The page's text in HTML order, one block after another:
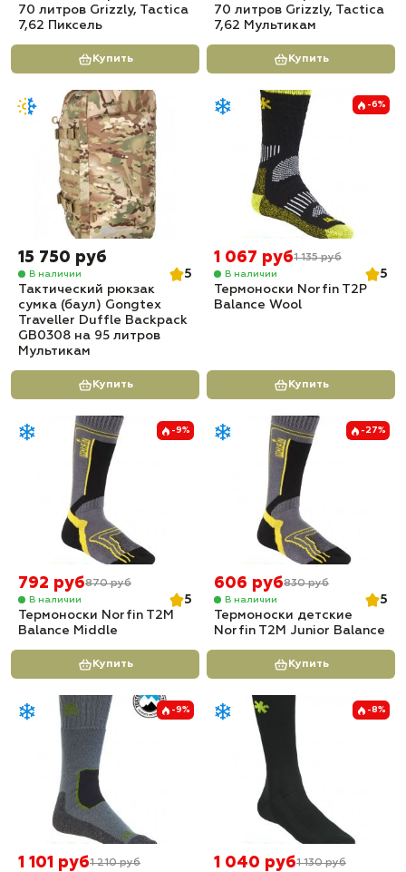
70 литров Grizzly, Tactica
7,62 Пиксель
Купить
70 литров Grizzly, Tactica
7,62 Мультикам
Купить
15 750 руб
В наличии
5
Тактический рюкзак
сумка (баул) Gongtex
Traveller Duffle Backpack
GB0308 на 95 литров
Мультикам
Купить
-6%
1 067 руб1 135 руб
В наличии
5
Термоноски Norfin T2P
Balance Wool
Купить
-9%
792 руб870 руб
В наличии
5
Термоноски Norfin T2M
Balance Middle
Купить
-27%
606 руб830 руб
В наличии
5
Термоноски детские
Norfin T2M Junior Balance
Купить
-9%
1 101 руб1 210 руб
-8%
1 040 руб1 130 руб